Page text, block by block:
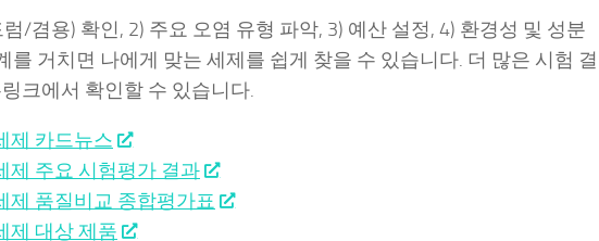
/겸용) 확인, 2) 주요 오염 유형 파악, 3) 예산 설정, 4) 환경성 및 성분
거치면 나에게 맞는 세제를 쉽게 찾을 수 있습니다. 더 많은 시험 결
크에서 확인할 수 있습니다.
제 카드뉴스
제 주요 시험평가 결과
제 품질비교 종합평가표
제 대상 제품